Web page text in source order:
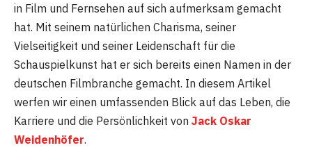
in Film und Fernsehen auf sich aufmerksam gemacht
hat. Mit seinem natürlichen Charisma, seiner
Vielseitigkeit und seiner Leidenschaft für die
Schauspielkunst hat er sich bereits einen Namen in der
deutschen Filmbranche gemacht. In diesem Artikel
werfen wir einen umfassenden Blick auf das Leben, die
Karriere und die Persönlichkeit von Jack Oskar
Weidenhöfer.